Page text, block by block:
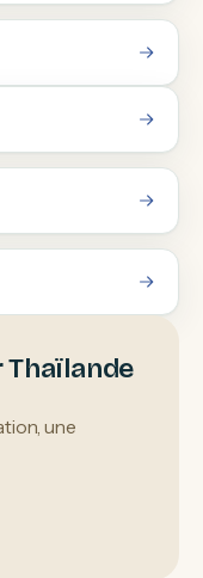
une